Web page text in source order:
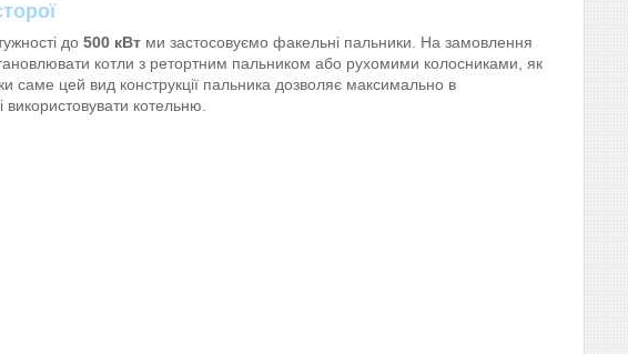
ї
до 500 кВт ми застосовуємо факельні пальники. На замовлення
котли з ретортним пальником або рухомими колосниками, як
саме цей вид конструкції пальника дозволяє максимально в
котельню.